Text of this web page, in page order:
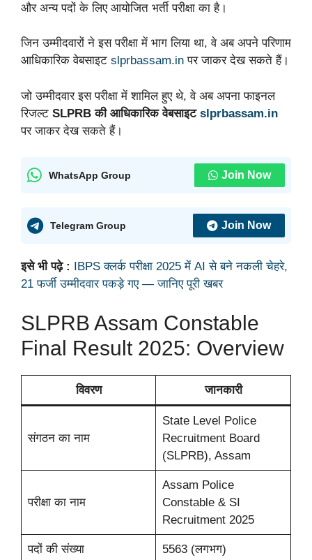
और अन्य पदों के लिए आयोजित भर्ती परीक्षा का है।
जिन उम्मीदवारों ने इस परीक्षा में भाग लिया था, वे अब अपने परिणाम
आधिकारिक वेबसाइट slprbassam.in पर जाकर देख सकते हैं।
जो उम्मीदवार इस परीक्षा में शामिल हुए थे, वे अब अपना फाइनल
रिजल्ट SLPRB की आधिकारिक वेबसाइट slprbassam.in
पर जाकर देख सकते हैं।
WhatsApp Group Join Now
Telegram Group Join Now
इसे भी पढ़े :
IBPS क्लर्क परीक्षा 2025 में AI से बने नकली चेहरे,
21 फर्जी उम्मीदवार पकड़े गए — जानिए पूरी खबर
SLPRB Assam Constable
Final Result 2025: Overview
विवरण जानकारी
संगठन का नाम
State Level Police
Recruitment Board
(SLPRB), Assam
परीक्षा का नाम
Assam Police
Constable & SI
Recruitment 2025
पदों की संख्या 5563 (लगभग)